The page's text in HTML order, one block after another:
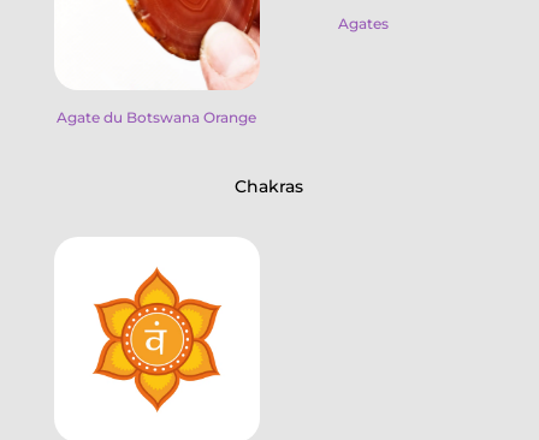
Agate du Botswana Orange
Agates
Chakras